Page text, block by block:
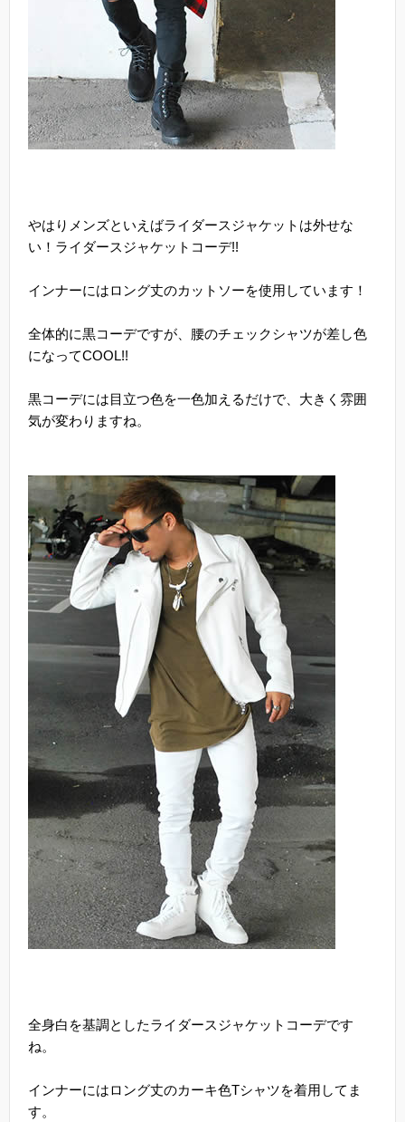
やはりメンズといえばライダースジャケットは外せな
い！ライダースジャケットコーデ!!
インナーにはロング丈のカットソーを使用しています！
全体的に黒コーデですが、腰のチェックシャツが差し色
になってCOOL!!
黒コーデには目立つ色を一色加えるだけで、大きく雰囲
気が変わりますね。
全身白を基調としたライダースジャケットコーデです
ね。
インナーにはロング丈のカーキ色Tシャツを着用してま
す。